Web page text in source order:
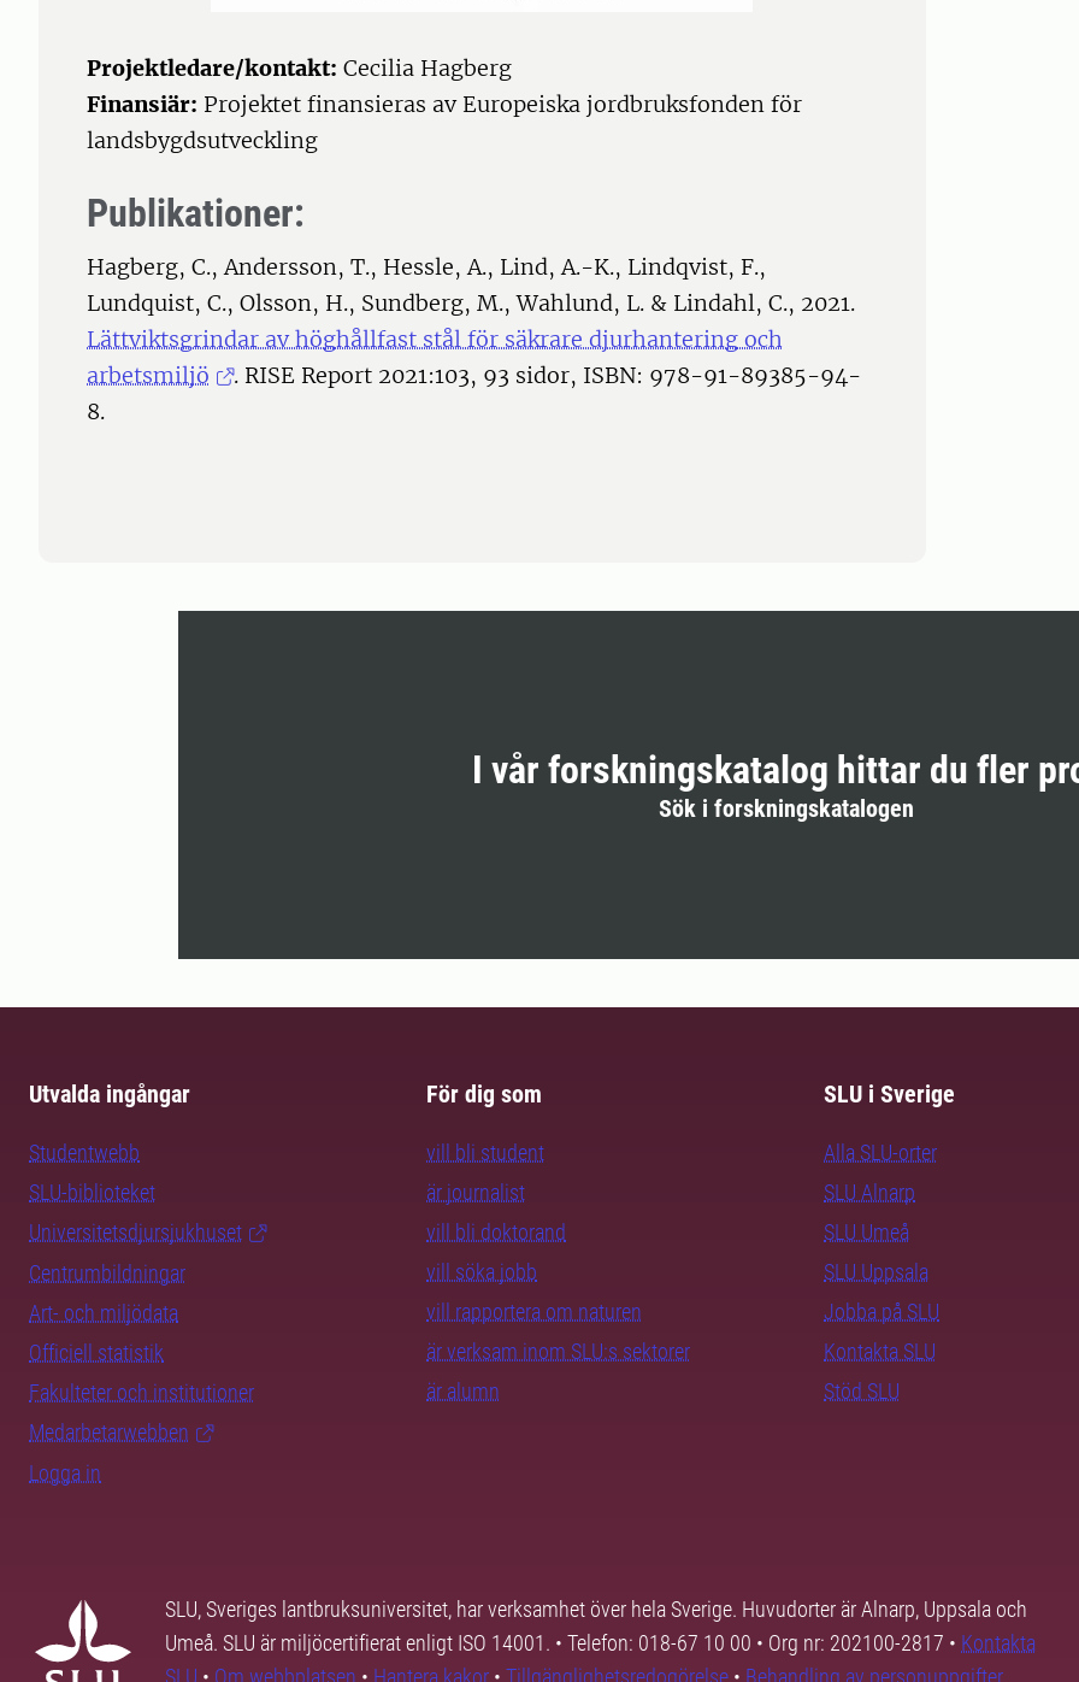
Projektledare/kontakt: Cecilia Hagberg
Finansiär: Projektet finansieras av Europeiska jordbruksfonden för
landsbygdsutveckling
Publikationer:
Hagberg, C., Andersson, T., Hessle, A., Lind, A.-K., Lindqvist, F.,
Lundquist, C., Olsson, H., Sundberg, M., Wahlund, L. & Lindahl, C., 2021.
Lättviktsgrindar av höghållfast stål för säkrare djurhantering och
arbetsmiljö
. RISE Report 2021:103, 93 sidor, ISBN: 978-91-89385-94-
8.
I vår forskningskatalog hittar du fler
Sök i forskningskatalogen
Utvalda ingångar
Studentwebb
SLU-biblioteket
Universitetsdjursjukhuset
Centrumbildningar
Art- och miljödata
Officiell statistik
Fakulteter och institutioner
Medarbetarwebben
Logga in
För dig som
vill bli student
är journalist
vill bli doktorand
vill söka jobb
vill rapportera om naturen
är verksam inom SLU:s sektorer
är alumn
SLU i Sverige
Alla SLU-orter
SLU Alnarp
SLU Umeå
SLU Uppsala
Jobba på SLU
Kontakta SLU
Stöd SLU
SLU, Sveriges lantbruksuniversitet, har verksamhet över hela Sverige. Huvudorter är Alnarp, Uppsala och
Umeå. SLU är miljöcertifierat enligt ISO 14001. • Telefon: 018-67 10 00 • Org nr: 202100-2817 • Kontakta
SLU • Om webbplatsen • Hantera kakor • Tillgänglighetsredogörelse • Behandling av personuppgifter